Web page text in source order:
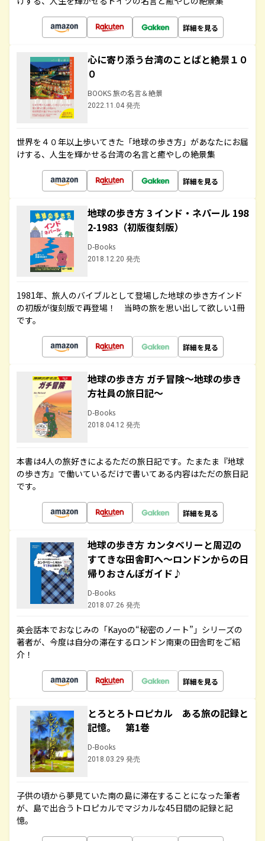
詳細を見る
心に寄り添う台湾のことばと絶景１０
０
BOOKS 旅の名言＆絶景
2022.11.04 発売
世界を４０年以上歩いてきた「地球の歩き方」があなたにお届
けする、人生を輝かせる台湾の名言と癒やしの絶景集
詳細を見る
地球の歩き方 3 インド・ネパール 198
2-1983（初版復刻版）
D-Books
2018.12.20 発売
1981年、旅人のバイブルとして登場した地球の歩き方インド
の初版が復刻版で再登場！ 当時の旅を思い出して欲しい1冊
です。
詳細を見る
地球の歩き方 ガチ冒険～地球の歩き
方社員の旅日記～
D-Books
2018.04.12 発売
本書は4人の旅好きによるただの旅日記です。たまたま『地球
の歩き方』で働いているだけで書いてある内容はただの旅日記
です。
詳細を見る
地球の歩き方 カンタベリーと周辺の
すてきな田舎町へ～ロンドンからの日
帰りおさんぽガイド♪
D-Books
2018.07.26 発売
英会話本でおなじみの「Kayoの“秘密のノート”」シリーズの
著者が、今度は自分の滞在するロンドン南東の田舎町をご紹
介！
詳細を見る
とろとろトロピカル ある旅の記録と
記憶。 第1巻
D-Books
2018.03.29 発売
子供の頃から夢見ていた南の島に滞在することになった筆者
が、島で出合うトロピカルでマジカルな45日間の記録と記
憶。